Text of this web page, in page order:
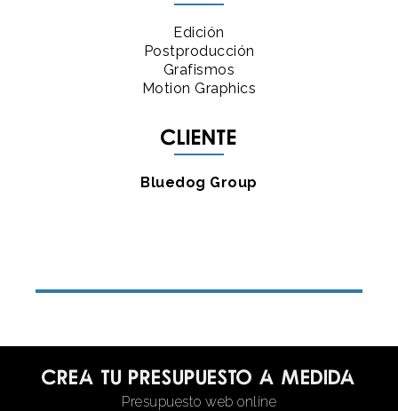
Edición
Postproducción
Grafismos
Motion Graphics
Cliente
Bluedog Group
Crea tu presupuesto a medida
Presupuesto web online